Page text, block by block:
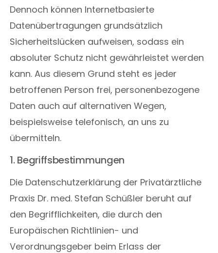
Dennoch können Internetbasierte
Datenübertragungen grundsätzlich
Sicherheitslücken aufweisen, sodass ein
absoluter Schutz nicht gewährleistet werden
kann. Aus diesem Grund steht es jeder
betroffenen Person frei, personenbezogene
Daten auch auf alternativen Wegen,
beispielsweise telefonisch, an uns zu
übermitteln.
1. Begriffsbestimmungen
Die Datenschutzerklärung der Privatärztliche
Praxis Dr. med. Stefan Schüßler beruht auf
den Begrifflichkeiten, die durch den
Europäischen Richtlinien- und
Verordnungsgeber beim Erlass der